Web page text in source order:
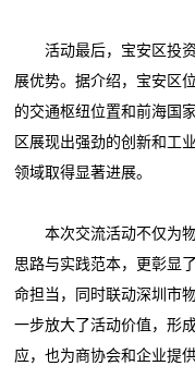
活动最后，宝安区投资
展优势。据介绍，宝安区
的交通枢纽位置和前海国
区展现出强劲的创新和工
领域取得显著进展。
本次交流活动不仅为物
思路与实践范本，更彰显
命担当，同时联动深圳市
一步放大了活动价值，形
应，也为商协会和企业提